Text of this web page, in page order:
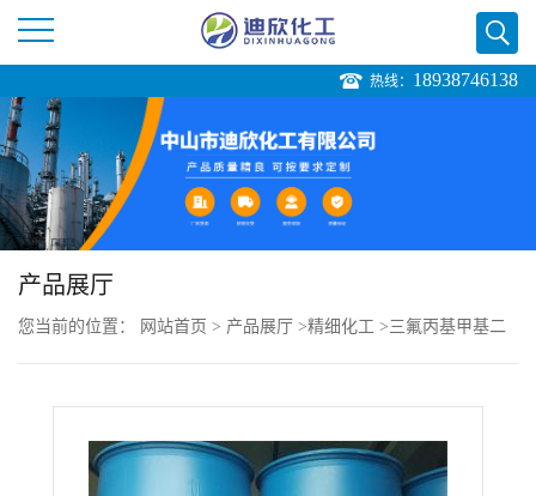
司
首
页
公
热线： 18938746138
产品展厅
您当前的位置： 网站首页 > 产品展厅 >精细化工 >三氟丙基甲基二